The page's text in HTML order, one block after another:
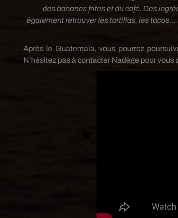
des bananes frites et du café. Des
également retrouver les tortillas, les tacos…
Après le Guatemala, vous pourrez
N’hésitez pas à contacter Nadège pour vous